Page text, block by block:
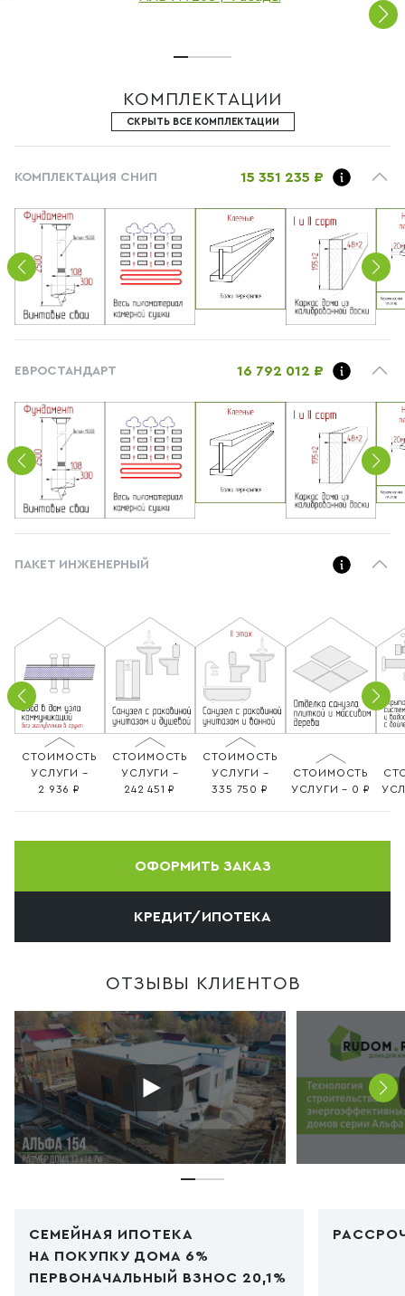
КОМПЛЕКТАЦИИ
СКРЫТЬ ВСЕ КОМПЛЕКТАЦИИ
КОМПЛЕКТАЦИЯ СНИП 15 351 235 ₽
ЕВРОСТАНДАРТ 16 792 012 ₽
ПАКЕТ ИНЖЕНЕРНЫЙ
СТОИМОСТЬ
УСЛУГИ –
2 936
СТОИМОСТЬ
УСЛУГИ –
242 451
СТОИМОСТЬ
УСЛУГИ –
335 750
СТОИМОСТЬ
УСЛУГИ – 0
ОФОРМИТЬ ЗАКАЗ
КРЕДИТ/ИПОТЕКА
ОТЗЫВЫ КЛИЕНТОВ
СЕМЕЙНАЯ ИПОТЕКА
НА ПОКУПКУ ДОМА 6%
ПЕРВОНАЧАЛЬНЫЙ ВЗНОС 20,1%